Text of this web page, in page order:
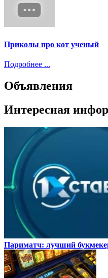
Приколы про кот ученый
Подробнее ...
Объявления
Интересная
Париматч: лучший